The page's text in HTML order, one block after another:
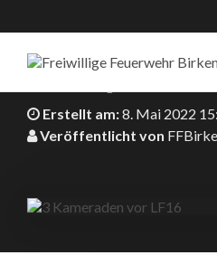
Das LF16 der Feuerwehr
Erstellt am:8. Mai 2022
Veröffentlicht von